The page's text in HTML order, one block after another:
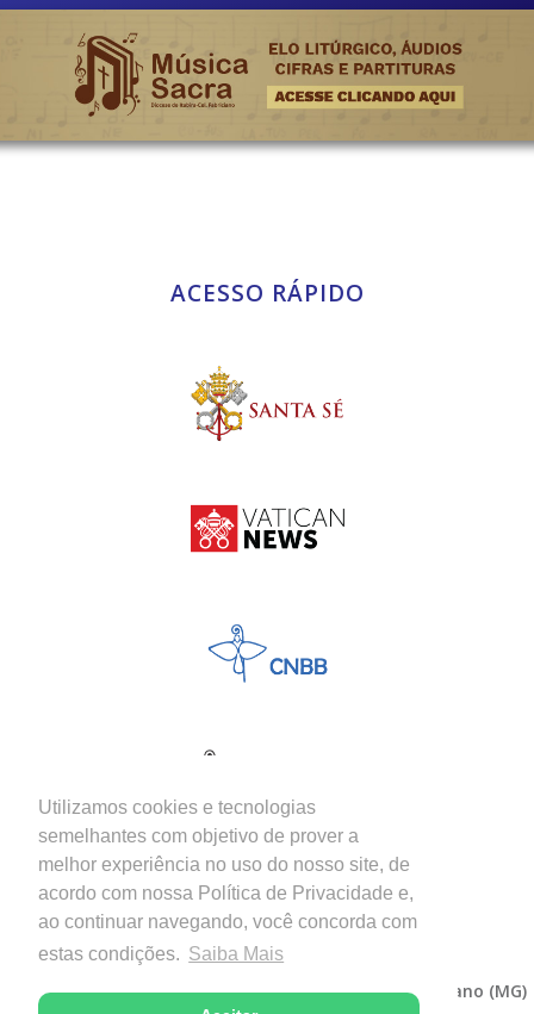
Utilizamos cookies e tecnologias
semelhantes com objetivo de prover a
melhor experiência no uso do nosso site, de
acordo com nossa Política de Privacidade e,
ao continuar navegando, você concorda com
estas condições. Saiba Mais
ACESSO RÁPIDO
Copyright © 2026 - Diocese de Itabira-Coronel Fabriciano (MG)